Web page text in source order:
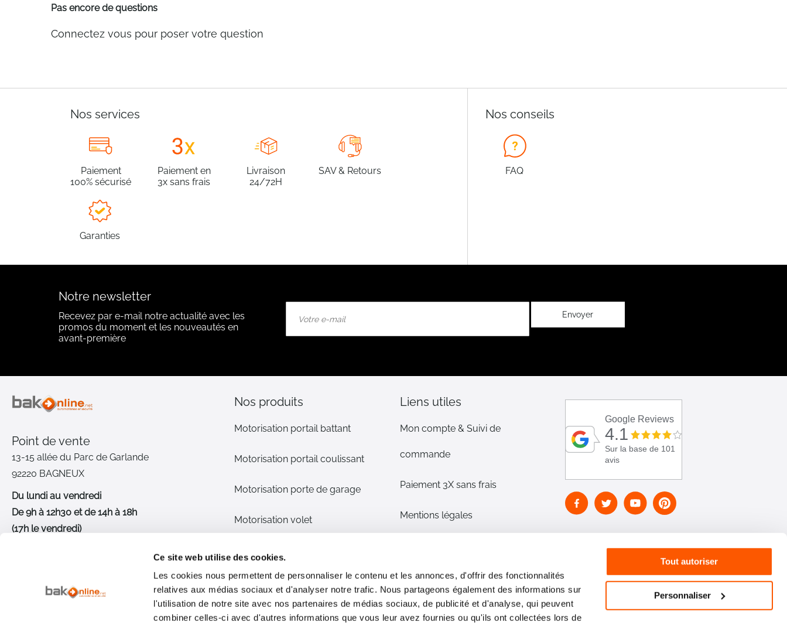
Ce site web utilise des cookies.
Les cookies nous permettent de personnaliser le contenu et les annonces, d'offrir des fonctionnalités
relatives aux médias sociaux et d'analyser notre trafic. Nous partageons également des informations sur
l'utilisation de notre site avec nos partenaires de médias sociaux, de publicité et d'analyse, qui peuvent
combiner celles-ci avec d'autres informations que vous leur avez fournies ou qu'ils ont collectées lors de
Tout autoriser
Personnaliser
Pas encore de questions
Connectez vous pour poser votre question
Nos services
Paiement
100% sécurisé
Paiement en
3x sans frais
Livraison
24/72H
SAV & Retours
Garanties
Nos conseils
FAQ
Notre newsletter
Recevez par e-mail notre actualité avec les
promos du moment et les nouveautés en
avant-première
notre
:
Envoyer
Point de vente
13-15 allée du Parc de Garlande
92220 BAGNEUX
Du lundi au vendredi
De 9h à 12h30 et de 14h à 18h
(17h le vendredi)
Nous contacter
Nos produits
Motorisation portail battant
Motorisation portail coulissant
Motorisation porte de garage
Motorisation volet
Interphone/alarme maison
Qui sommes nous ?
Liens utiles
Mon compte & Suivi de
commande
Paiement 3X sans frais
Mentions légales
Plan du site
Livraison & Retour
Google Reviews
4.1
Sur la base de 101
avis